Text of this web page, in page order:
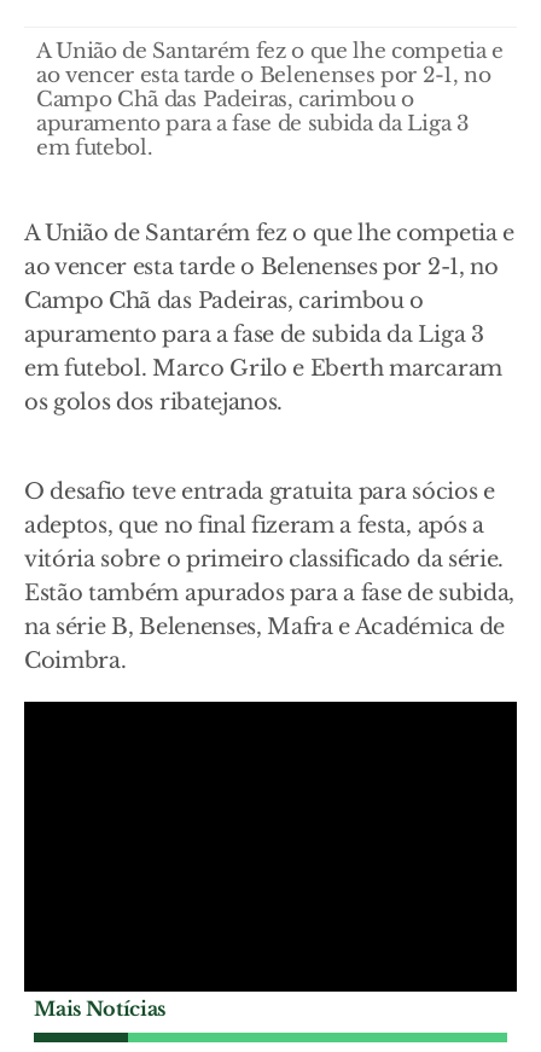
A União de Santarém fez o que lhe competia e
ao vencer esta tarde o Belenenses por 2-1, no
Campo Chã das Padeiras, carimbou o
apuramento para a fase de subida da Liga 3
em futebol.
A União de Santarém fez o que lhe competia e
ao vencer esta tarde o Belenenses por 2-1, no
Campo Chã das Padeiras, carimbou o
apuramento para a fase de subida da Liga 3
em futebol. Marco Grilo e Eberth marcaram
os golos dos ribatejanos.
O desafio teve entrada gratuita para sócios e
adeptos, que no final fizeram a festa, após a
vitória sobre o primeiro classificado da série.
Estão também apurados para a fase de subida,
na série B, Belenenses, Mafra e Académica de
Coimbra.
Mais Notícias